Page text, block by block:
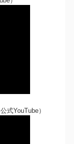
式YouTube）